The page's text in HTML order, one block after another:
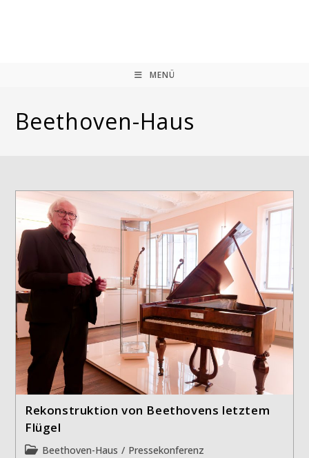
MENÜ
Beethoven-Haus
Rekonstruktion von Beethovens letztem
Flügel
Beitrags-
Beethoven-Haus / Pressekonferenz